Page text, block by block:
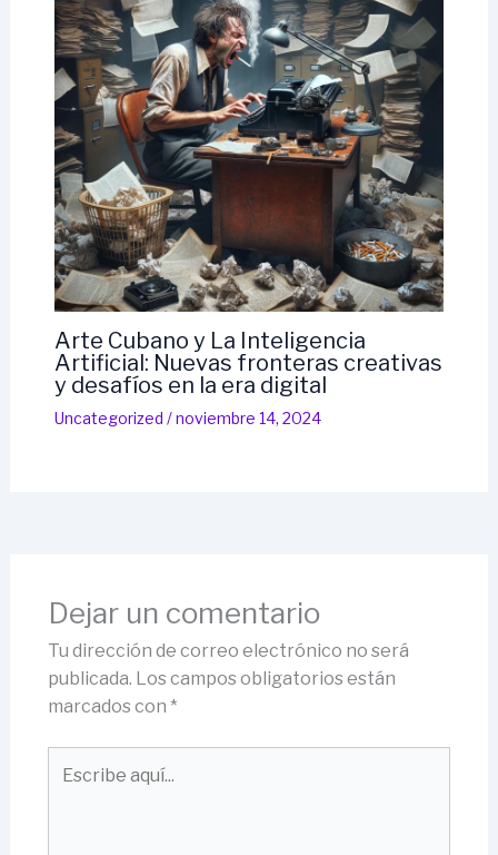
Arte Cubano y La Inteligencia
Artificial: Nuevas fronteras creativas
y desafíos en la era digital
Uncategorized /noviembre 14, 2024
Dejar un comentario
Tu dirección de correo electrónico no será
publicada. Los campos obligatorios están
marcados con *
aquí...